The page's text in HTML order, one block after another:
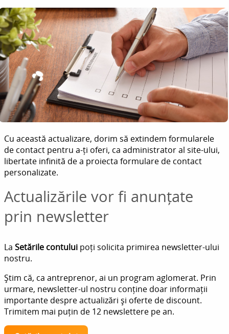
Cu această actualizare, dorim să extindem formularele
de contact pentru a-ți oferi, ca administrator al site-ului,
libertate infinită de a proiecta formulare de contact
personalizate.
Actualizările vor fi anunțate
prin newsletter
La Setările contului poți solicita primirea newsletter-ului
nostru.
Știm că, ca antreprenor, ai un program aglomerat. Prin
urmare, newsletter-ul nostru conține doar informații
importante despre actualizări și oferte de discount.
Trimitem mai puțin de 12 newslettere pe an.